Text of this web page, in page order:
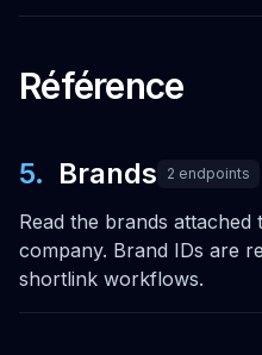
Upload an image
/upload/image
Create upload video
/upload/video/token
Référence
5. Brands 2 endpoints
Read the brands attached
company. Brand IDs are
shortlink workflows.